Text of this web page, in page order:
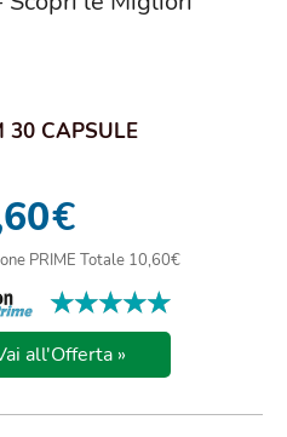
30 CAPSULE
€
PRIME Totale 10,60€
★★★★★
★★★★★
all'Offerta »